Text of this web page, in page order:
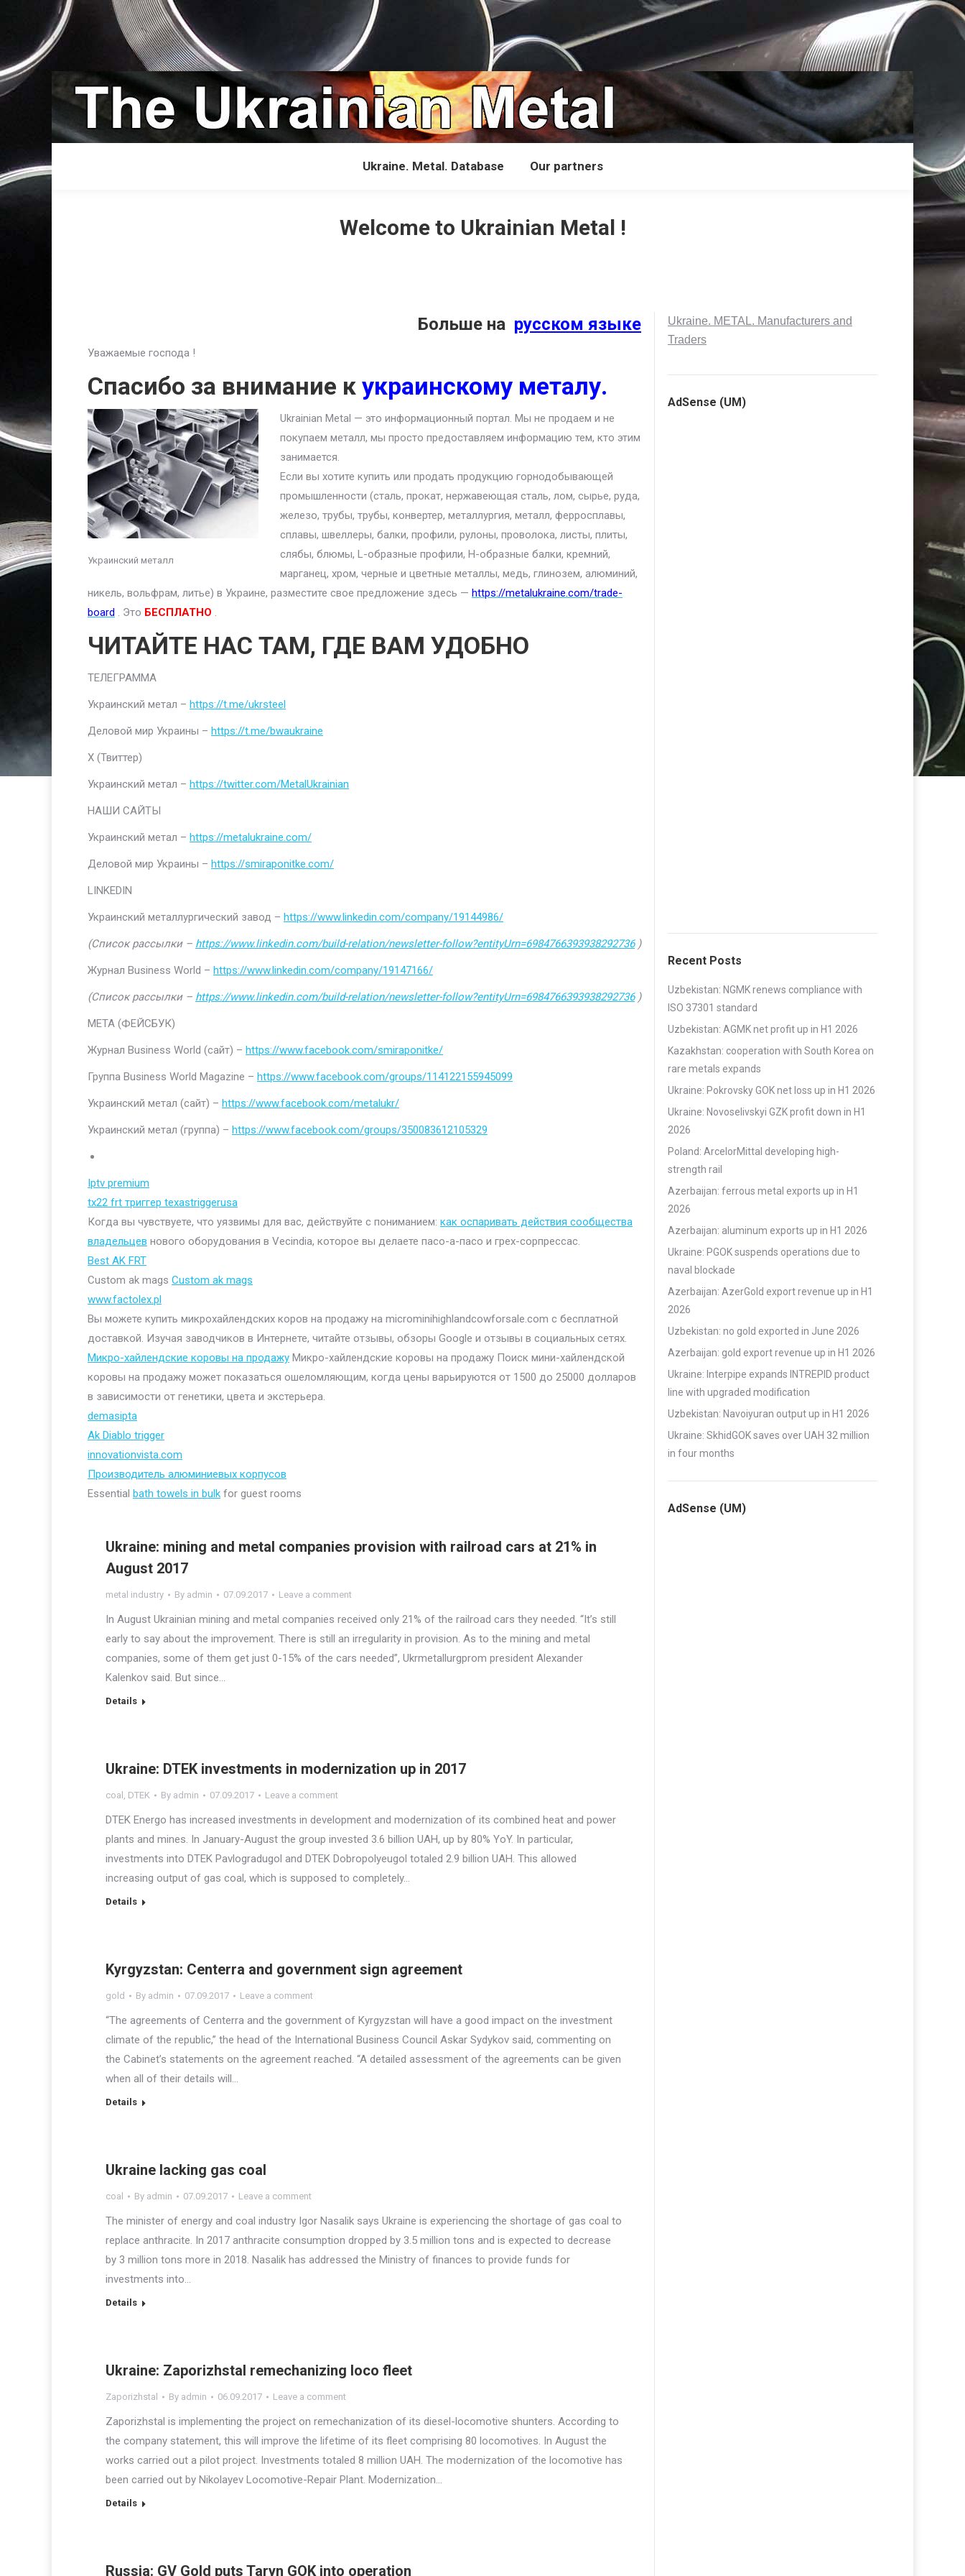
Ukraine. Metal. Database Our partners
Welcome to Ukrainian Metal !
Больше на русском языке
Уважаемые господа !
Спасибо за внимание к украинскому металу.
Украинский металл
Ukrainian Metal — это информационный портал. Мы не продаем и не
покупаем металл, мы просто предоставляем информацию тем, кто этим
занимается.
Если вы хотите купить или продать продукцию горнодобывающей
промышленности (сталь, прокат, нержавеющая сталь, лом, сырье, руда,
железо, трубы, трубы, конвертер, металлургия, металл, ферросплавы,
сплавы, швеллеры, балки, профили, рулоны, проволока, листы, плиты,
слябы, блюмы, L-образные профили, H-образные балки, кремний,
марганец, хром, черные и цветные металлы, медь, глинозем, алюминий,
никель, вольфрам, литье) в Украине, разместите свое предложение здесь — https://metalukraine.com/trade-
board . Это БЕСПЛАТНО .
ЧИТАЙТЕ НАС ТАМ, ГДЕ ВАМ УДОБНО
ТЕЛЕГРАММА
Украинский метал – https://t.me/ukrsteel
Деловой мир Украины – https://t.me/bwaukraine
Х (Твиттер)
Украинский метал – https://twitter.com/MetalUkrainian
НАШИ САЙТЫ
Украинский метал – https://metalukraine.com/
Деловой мир Украины – https://smiraponitke.com/
LINKEDIN
Украинский металлургический завод – https://www.linkedin.com/company/19144986/
(Список рассылки – https://www.linkedin.com/build-relation/newsletter-follow?entityUrn=6984766393938292736)
Журнал Business World – https://www.linkedin.com/company/19147166/
(Список рассылки – https://www.linkedin.com/build-relation/newsletter-follow?entityUrn=6984766393938292736)
МЕТА (ФЕЙСБУК)
Журнал Business World (сайт) – https://www.facebook.com/smiraponitke/
Группа Business World Magazine – https://www.facebook.com/groups/114122155945099
Украинский метал (сайт) – https://www.facebook.com/metalukr/
Украинский метал (группа) – https://www.facebook.com/groups/350083612105329
Iptv premium
tx22 frt триггер texastriggerusa
Когда вы чувствуете, что уязвимы для вас, действуйте с пониманием: как оспаривать действия сообщества
владельцев нового оборудования в Vecindia, которое вы делаете пасо-а-пасо и грех-сорпрессас.
Best AK FRT
Custom ak mags Custom ak mags
www.factolex.pl
Вы можете купить микрохайлендских коров на продажу на microminihighlandcowforsale.com с бесплатной
доставкой. Изучая заводчиков в Интернете, читайте отзывы, обзоры Google и отзывы в социальных сетях.
Микро-хайлендские коровы на продажу Микро-хайлендские коровы на продажу Поиск мини-хайлендской
коровы на продажу может показаться ошеломляющим, когда цены варьируются от 1500 до 25000 долларов
в зависимости от генетики, цвета и экстерьера.
demasipta
Ak Diablo trigger
innovationvista.com
Производитель алюминиевых корпусов
Essential bath towels in bulk for guest rooms
Ukraine: mining and metal companies provision with railroad cars at 21% in
August 2017
metal industry By admin 07.09.2017 Leave a comment
In August Ukrainian mining and metal companies received only 21% of the railroad cars they needed. “It’s still
early to say about the improvement. There is still an irregularity in provision. As to the mining and metal
companies, some of them get just 0-15% of the cars needed”, Ukrmetallurgprom president Alexander
Kalenkov said. But since…
Details
Ukraine: DTEK investments in modernization up in 2017
coal , DTEK By admin 07.09.2017 Leave a comment
DTEK Energo has increased investments in development and modernization of its combined heat and power
plants and mines. In January-August the group invested 3.6 billion UAH, up by 80% YoY. In particular,
investments into DTEK Pavlogradugol and DTEK Dobropolyeugol totaled 2.9 billion UAH. This allowed
increasing output of gas coal, which is supposed to completely…
Details
Kyrgyzstan: Centerra and government sign agreement
gold By admin 07.09.2017 Leave a comment
“The agreements of Centerra and the government of Kyrgyzstan will have a good impact on the investment
climate of the republic,” the head of the International Business Council Askar Sydykov said, commenting on
the Cabinet’s statements on the agreement reached. “A detailed assessment of the agreements can be given
when all of their details will…
Details
Ukraine lacking gas coal
coal By admin 07.09.2017 Leave a comment
The minister of energy and coal industry Igor Nasalik says Ukraine is experiencing the shortage of gas coal to
replace anthracite. In 2017 anthracite consumption dropped by 3.5 million tons and is expected to decrease
by 3 million tons more in 2018. Nasalik has addressed the Ministry of finances to provide funds for
investments into…
Details
Ukraine: Zaporizhstal remechanizing loco fleet
Zaporizhstal By admin 06.09.2017 Leave a comment
Zaporizhstal is implementing the project on remechanization of its diesel-locomotive shunters. According to
the company statement, this will improve the lifetime of its fleet comprising 80 locomotives. In August the
works carried out a pilot project. Investments totaled 8 million UAH. The modernization of the locomotive has
been carried out by Nikolayev Locomotive-Repair Plant. Modernization…
Details
Russia: GV Gold puts Taryn GOK into operation
Ukraine. METAL. Manufacturers and
Traders
AdSense (UM)
Recent Posts
Uzbekistan: NGMK renews compliance with
ISO 37301 standard
Uzbekistan: AGMK net profit up in H1 2026
Kazakhstan: cooperation with South Korea on
rare metals expands
Ukraine: Pokrovsky GOK net loss up in H1 2026
Ukraine: Novoselivskyi GZK profit down in H1
2026
Poland: ArcelorMittal developing high-
strength rail
Azerbaijan: ferrous metal exports up in H1
2026
Azerbaijan: aluminum exports up in H1 2026
Ukraine: PGOK suspends operations due to
naval blockade
Azerbaijan: AzerGold export revenue up in H1
2026
Uzbekistan: no gold exported in June 2026
Azerbaijan: gold export revenue up in H1 2026
Ukraine: Interpipe expands INTREPID product
line with upgraded modification
Uzbekistan: Navoiyuran output up in H1 2026
Ukraine: SkhidGOK saves over UAH 32 million
in four months
AdSense (UM)